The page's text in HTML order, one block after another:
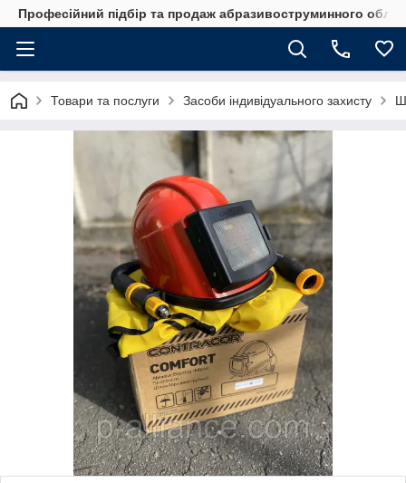
Професійний підбір та продаж абразивоструминного
Товари та послуги Засоби індивідуального захисту